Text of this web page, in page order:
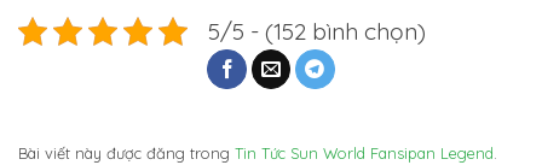
5/5 - (152 bình chọn)
Bài viết này được đăng trong Tin Tức Sun World Fansipan Legend.